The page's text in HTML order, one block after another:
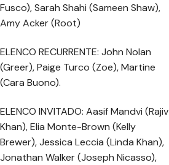
Fusco), Sarah Shahi (Sameen Shaw),
Amy Acker (Root)
ELENCO RECURRENTE: John Nolan
(Greer), Paige Turco (Zoe), Martine
(Cara Buono).
ELENCO INVITADO: Aasif Mandvi (Rajiv
Khan), Elia Monte-Brown (Kelly
Brewer), Jessica Leccia (Linda Khan),
Jonathan Walker (Joseph Nicasso),